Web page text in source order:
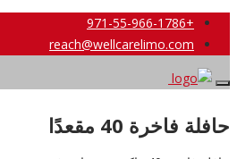
+971-55-966-1786
reach@wellcarelimo.com
حافلة فاخرة 40 مقعدًا